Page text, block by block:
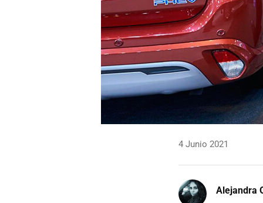
4 Junio 2021
Alejandra